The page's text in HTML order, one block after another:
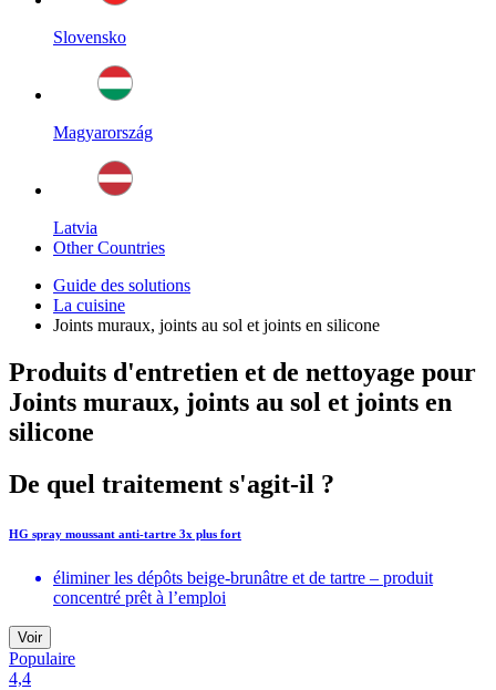
Slovensko
Magyarország
Latvia
Other Countries
Guide des solutions
La cuisine
Joints muraux, joints au sol et joints en silicone
Produits d'entretien et de nettoyage pour
Joints muraux, joints au sol et joints en
silicone
De quel traitement s'agit-il ?
HG spray moussant anti-tartre 3x plus fort
éliminer les dépôts beige-brunâtre et de tartre – produit
concentré prêt à l’emploi
Voir
Populaire
4,4